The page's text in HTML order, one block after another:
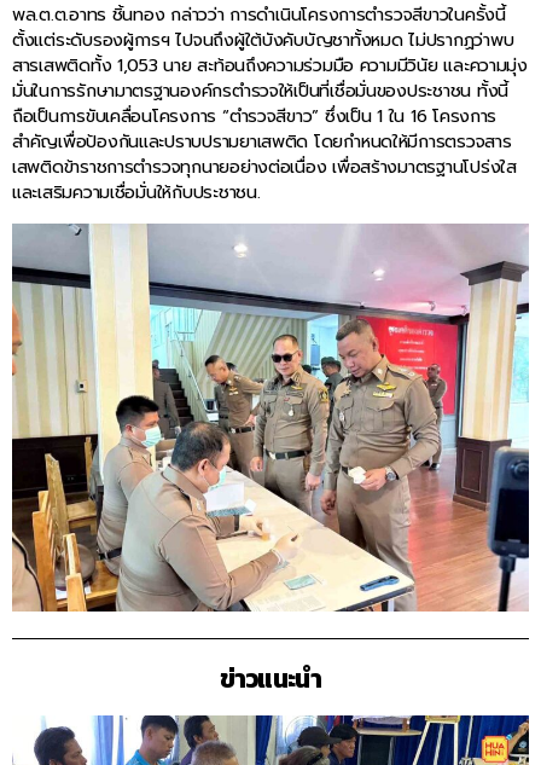
พล.ต.ต.อาทร ชิ้นทอง กล่าวว่า การดำเนินโครงการตำรวจสีขาวในครั้งนี้
ตั้งแต่ระดับรองผู้การฯ ไปจนถึงผู้ใต้บังคับบัญชาทั้งหมด ไม่ปรากฏว่าพบ
สารเสพติดทั้ง 1,053 นาย สะท้อนถึงความร่วมมือ ความมีวินัย และความมุ่ง
มั่นในการรักษามาตรฐานองค์กรตำรวจให้เป็นที่เชื่อมั่นของประชาชน ทั้งนี้
ถือเป็นการขับเคลื่อนโครงการ “ตำรวจสีขาว” ซึ่งเป็น 1 ใน 16 โครงการ
สำคัญเพื่อป้องกันและปราบปรามยาเสพติด โดยกำหนดให้มีการตรวจสาร
เสพติดข้าราชการตำรวจทุกนายอย่างต่อเนื่อง เพื่อสร้างมาตรฐานโปร่งใส
และเสริมความเชื่อมั่นให้กับประชาชน.
ข่าวแนะนำ